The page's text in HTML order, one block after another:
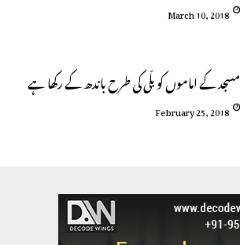
March 10, 2018
مسجد کے اماموں کو بلّی کی طرح باندھ کے رکھا ہے
February 25, 2018